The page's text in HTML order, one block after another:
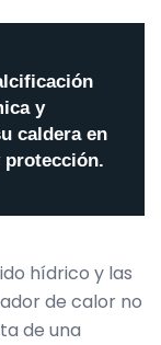
y
caldera en
protección.
hídrico y las
de calor no
de una